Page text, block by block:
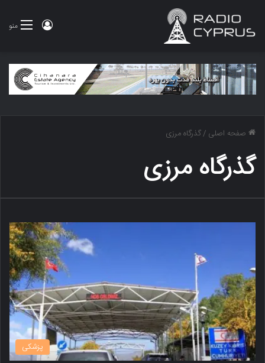
منو ورود
صفحه اصلی /گذرگاه مرزی
گذرگاه مرزی
پزشکی